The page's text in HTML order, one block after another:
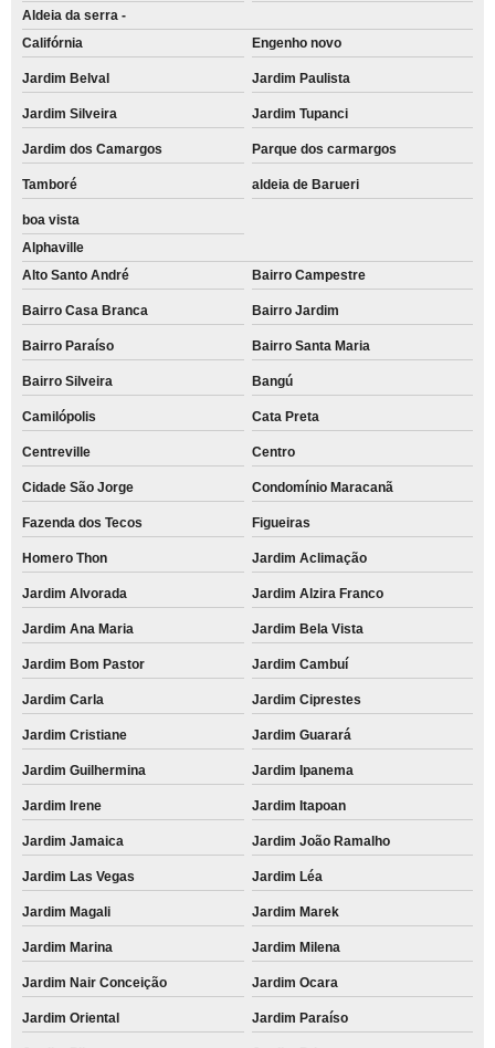
Aldeia da serra -
Califórnia
Engenho novo
Jardim Belval Jardim Paulista
Jardim Silveira Jardim Tupanci
Jardim dos Camargos Parque dos carmargos
Tamboré aldeia de Barueri
boa vista
Alphaville
Alto Santo André
Bairro Campestre
Bairro Casa Branca Bairro Jardim
Bairro Paraíso Bairro Santa Maria
Bairro Silveira Bangú
Camilópolis Cata Preta
Centreville Centro
Cidade São Jorge Condomínio Maracanã
Fazenda dos Tecos Figueiras
Homero Thon Jardim Aclimação
Jardim Alvorada Jardim Alzira Franco
Jardim Ana Maria Jardim Bela Vista
Jardim Bom Pastor Jardim Cambuí
Jardim Carla Jardim Ciprestes
Jardim Cristiane Jardim Guarará
Jardim Guilhermina Jardim Ipanema
Jardim Irene Jardim Itapoan
Jardim Jamaica Jardim João Ramalho
Jardim Las Vegas Jardim Léa
Jardim Magali Jardim Marek
Jardim Marina Jardim Milena
Jardim Nair Conceição Jardim Ocara
Jardim Oriental Jardim Paraíso